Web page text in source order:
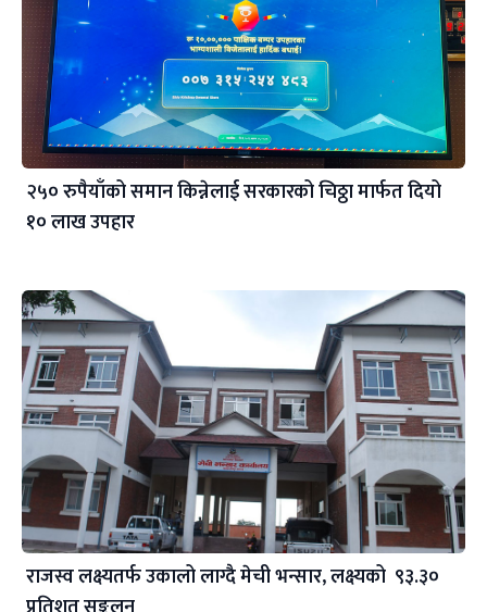
२५० रुपैयाँको समान किन्नेलाई सरकारको चिठ्ठा मार्फत दियो
१० लाख उपहार
राजस्व लक्ष्यतर्फ उकालो लाग्दै मेची भन्सार, लक्ष्यको ९३.३०